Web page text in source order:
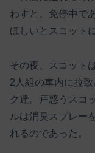
わすと、免停中で
ほしいとスコット
その夜、スコット
2人組の車内に拉
ク達。戸惑うスコ
ルは消臭スプレー
れるのであった。